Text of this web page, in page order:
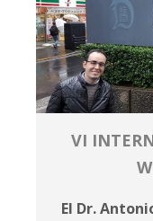
VI
El Dr.